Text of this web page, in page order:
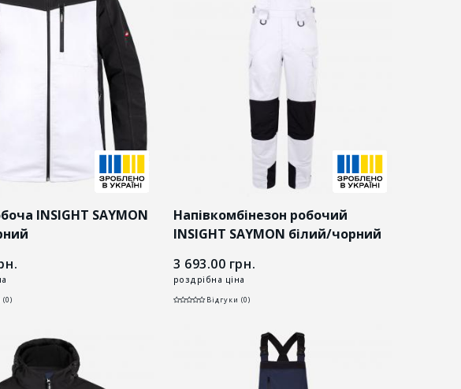
INSIGHT SAYMON
(0)
Напівкомбінезон робочий
INSIGHT SAYMON білий/чорний
3 693.00 грн.
роздрібна ціна
Відгуки (0)